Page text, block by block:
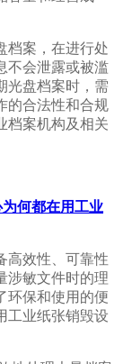
档案，在进行处
不会泄露或被滥
光盘档案时，需
的合法性和合规
档案机构及相关
何都在用工业
高效性、可靠性
涉敏文件时的理
环保和使用的便
工业纸张销毁设